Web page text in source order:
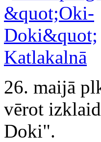
26. maijā
vērot
Doki".